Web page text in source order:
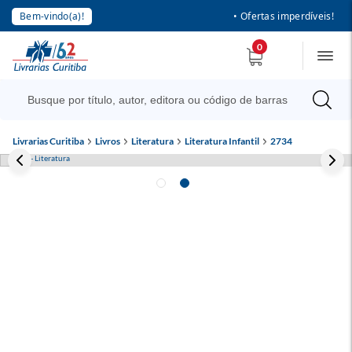
Bem-vindo(a)! • Ofertas imperdíveis!
0
Livrarias Curitiba Livros Literatura Literatura Infantil 2734